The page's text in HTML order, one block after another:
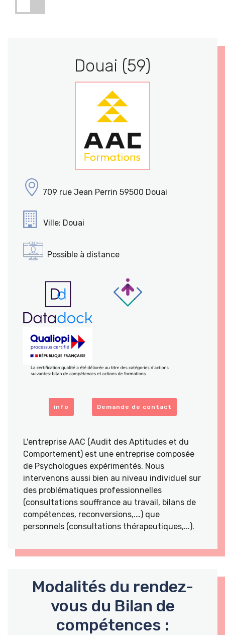
Douai (59)
709 rue Jean Perrin 59500 Douai
Ville: Douai
Possible à distance
info Demande de contact
L'entreprise AAC (Audit des Aptitudes et du
Comportement) est une entreprise composée
de Psychologues expérimentés. Nous
intervenons aussi bien au niveau individuel sur
des problématiques professionnelles
(consultations souffrance au travail, bilans de
compétences, reconversions,.…) que
personnels (consultations thérapeutiques,...).
Modalités du rendez-
vous du Bilan de
compétences :